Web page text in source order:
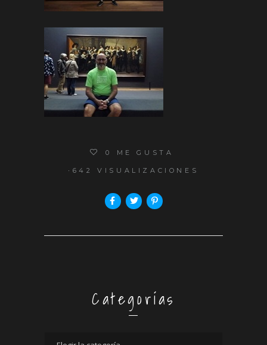
0 ME GUSTA
642 VISUALIZACIONES
Categorías